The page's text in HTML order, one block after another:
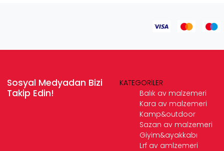
Sosyal Medyadan Bizi
Takip Edin!
KATEGORİLER
Balık av malzemeri
Kara av malzemeri
Kamp&outdoor
Sazan av malzemeri
Giyim&ayakkabı
Lrf av amlzemeri